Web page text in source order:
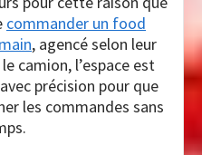
commander un food
, agencé selon leur
camion, l’espace est
précision pour que
les commandes sans